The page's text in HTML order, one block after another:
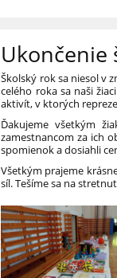
Ukončenie
Školský rok sa niesol v
celého roka sa naši
aktivít, v ktorých
Ďakujeme všetkým
zamestnancom za ich
spomienok a dosiahli
Všetkým prajeme
síl. Tešíme sa na